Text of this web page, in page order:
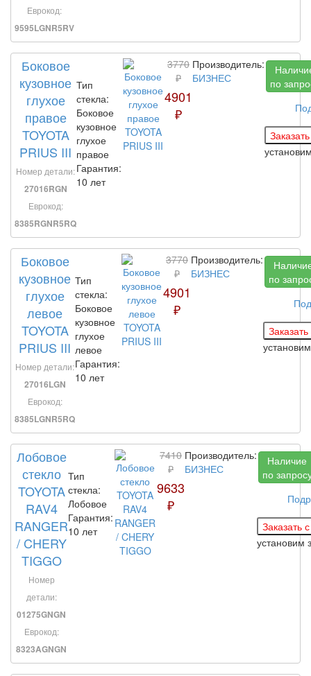
Еврокод:
9595LGNR5RV
Боковое
кузовное
глухое
правое
TOYOTA
PRIUS III
Номер детали:
27016RGN
Еврокод:
8385RGNR5RQ
Тип
стекла:
Боковое
кузовное
глухое
правое
Гарантия:
10 лет
3770
₽
4901
₽
Производитель:
БИЗНЕС
по
Боковое
кузовное
глухое
левое
TOYOTA
PRIUS III
Номер детали:
27016LGN
Еврокод:
8385LGNR5RQ
Тип
стекла:
Боковое
кузовное
глухое
левое
Гарантия:
10 лет
3770
₽
4901
₽
Производитель:
БИЗНЕС
по
Лобовое
стекло
TOYOTA
RAV4
RANGER
/ CHERY
TIGGO
Номер
детали:
01275GNGN
Еврокод:
8323AGNGN
Тип
стекла:
Лобовое
Гарантия:
10 лет
7410
₽
9633
₽
Производитель:
БИЗНЕС
Наличие
по
установим